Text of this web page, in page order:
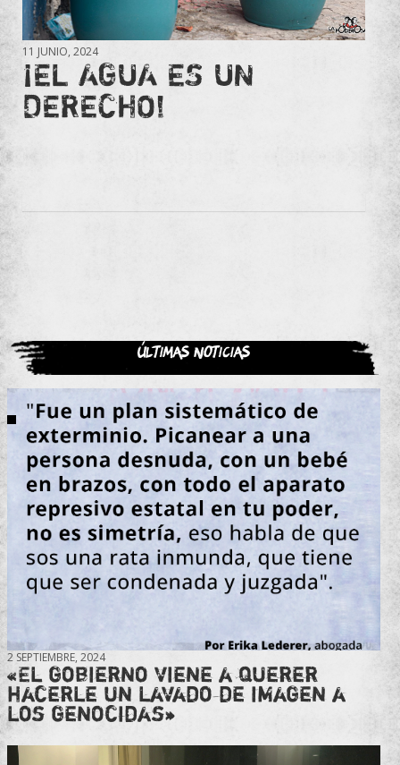
11 JUNIO, 2024
¡EL AGUA ES UN
DERECHO!
Últimas noticias
2 SEPTIEMBRE, 2024
«El gobierno viene a querer
hacerle un lavado de imagen a
los genocidas»